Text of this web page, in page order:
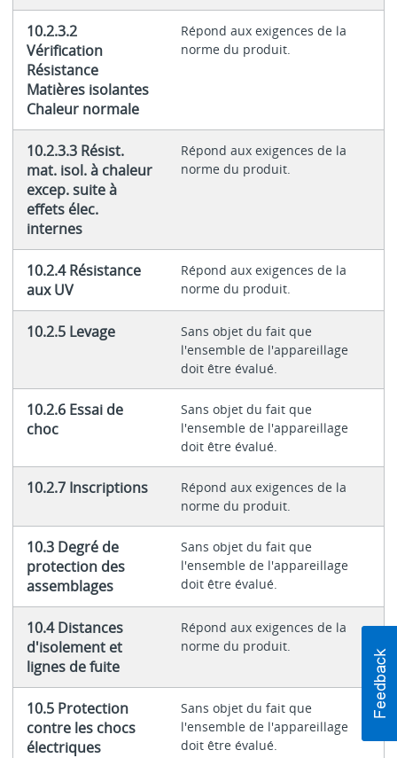
10.2.3.2
Vérification
Résistance
Matières isolantes
Chaleur normale
Répond aux exigences de la
norme du produit.
10.2.3.3 Résist.
mat. isol. à chaleur
excep. suite à
effets élec.
internes
Répond aux exigences de la
norme du produit.
10.2.4 Résistance
aux UV
Répond aux exigences de la
norme du produit.
10.2.5 Levage
Sans objet du fait que
l'ensemble de l'appareillage
doit être évalué.
10.2.6 Essai de
choc
Sans objet du fait que
l'ensemble de l'appareillage
doit être évalué.
10.2.7 Inscriptions
Répond aux exigences de la
norme du produit.
10.3 Degré de
protection des
assemblages
Sans objet du fait que
l'ensemble de l'appareillage
doit être évalué.
10.4 Distances
d'isolement et
lignes de fuite
Répond aux exigences de la
norme du produit.
10.5 Protection
contre les chocs
électriques
Sans objet du fait que
l'ensemble de l'appareillage
doit être évalué.